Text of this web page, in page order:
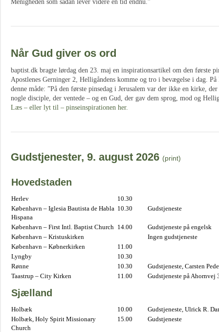
Menigheden som sådan lever videre en tid endnu.”
Når Gud giver os ord
baptist.dk bragte lørdag den 23. maj en inspirationsartikel om den første
Apostlenes Gerninger 2, Helligåndens komme og tro i bevægelse i dag.
denne måde: ”På den første pinsedag i Jerusalem var der ikke en kirke,
nogle disciple, der ventede – og en Gud, der gav dem sprog, mod og
Læs – eller lyt til – pinseinspirationen her.
Gudstjenester, 9. august 2026 (print)
Hovedstaden
Herlev
10.30
København – Iglesia Bautista de Habla
Hispana
10.30 Gudstjeneste
København – First Intl. Baptist Church 14.00
Gudstjeneste på engelsk
København – Kristuskirken
Ingen gudstjeneste
København – Købnerkirken
11.00
Lyngby
10.30
Rønne
10.30
Gudstjeneste, Carsten
Taastrup – City Kirken
11.00 Gudstjeneste på Ahornvej
Sjælland
Holbæk 10.00
Gudstjeneste, Ulrick R.
Holbæk, Holy Spirit Missionary
Church
15.00 Gudstjeneste